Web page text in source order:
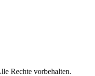
Rechte vorbehalten.